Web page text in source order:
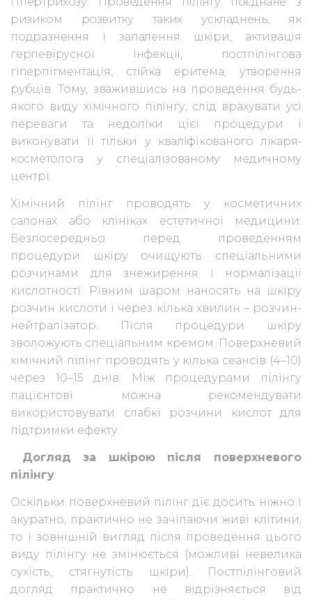
ризиком розвитку таких ускладнень, як
подразнення і запалення шкіри, активація
герпевірусної інфекції, постпілінгова
гіперпігментація, стійка еритема, утворення
рубців. Тому, зважившись на проведення будь-
якого виду хімічного пілінгу, слід врахувати усі
переваги та недоліки цієї процедури і
виконувати її тільки у
кваліфікованого лікаря-
косметолога у спеціалізованому медичному
центрі.
Хімічний пілінг проводять у косметичних
салонах або клініках естетичної медицини.
Безпосередньо перед проведенням
процедури шкіру очищують спеціальними
розчинами для знежирення і нормалізації
кислотності. Рівним шаром наносять на шкіру
розчин кислоти і через кілька хвилин – розчин-
нейтралізатор. Після процедури шкіру
зволожують спеціальним кремом. Поверхневий
хімічний пілінг проводять у кілька сеансів (4–10)
через 10–15 днів. Між процедурами пілінгу
пацієнтові можна рекомендувати
використовувати слабкі розчини кислот для
підтримки ефекту.
Догляд за шкірою після поверхневого
пілінгу
Оскільки поверхневий пілінг діє досить ніжно і
акуратно, практично не зачіпаючи живі клітини,
то і зовнішній вигляд після проведення цього
виду пілінгу не змінюється (можливі невелика
сухість, стягнутість шкіри). Постпілінговий
догляд практично не відрізняється від